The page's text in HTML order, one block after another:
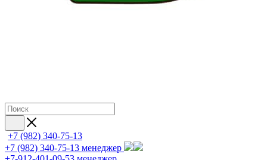
+7 (982) 340-75-13
+7 (982) 340-75-13 менеджер